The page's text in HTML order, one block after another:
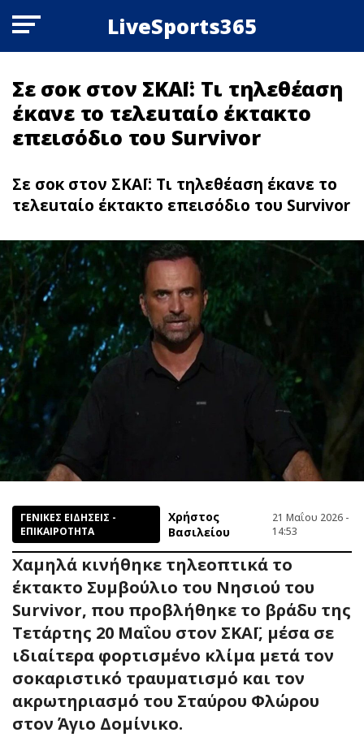
LiveSports365
Σε σoκ στον ΣΚΑΪ: Τι τηλεθέαση
έκανε το τελεuταίο έκτακτο
επεισόδιο του Survivor
Σε σoκ στον ΣΚΑΪ: Τι τηλεθέαση έκανε το
τελεuταίο έκτακτο επεισόδιο του Survivor
ΓΕΝΙΚΕΣ ΕΙΔΗΣΕΙΣ -
ΕΠΙΚΑΙΡΟΤΗΤΑ
Χρήστος
Βασιλείου
21 Μαΐου 2026 -
14:53
Χαμηλά κινήθηκε τηλεοπτικά το
έκτακτο Συμβούλιο του Νησιού του
Survivor, που προβλήθηκε το βράδυ της
Τετάρτης 20 Μαΐου στον ΣΚΑΪ, μέσα σε
ιδιαίτερα φορτισμένο κλίμα μετά τον
σοκαριστικό τραυματισμό και τον
ακρωτηριασμό του Σταύρου Φλώρου
στον Άγιο Δομίνικο.